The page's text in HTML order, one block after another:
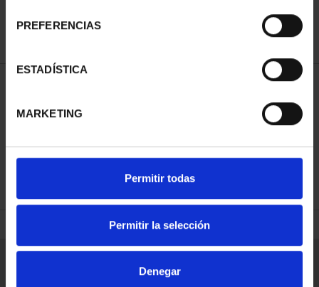
PREFERENCIAS
ESTADÍSTICA
MARKETING
Permitir todas
Permitir la selección
Denegar
REFINAR
Contacto